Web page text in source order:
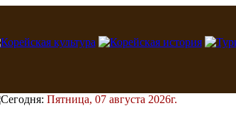
Сегодня: Пятница, 07 августа 2026г.